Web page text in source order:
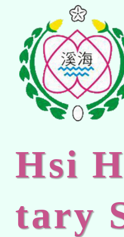
Hsi
tary